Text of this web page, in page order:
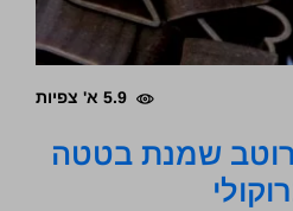
5.9 א' צפיות
שמנת בטטה